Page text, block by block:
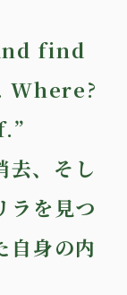
find
去、そし
ラを見つ
自身の内